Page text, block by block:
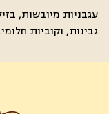
עגבניות מיובשות,
גבינות, וקוביות חלומי.